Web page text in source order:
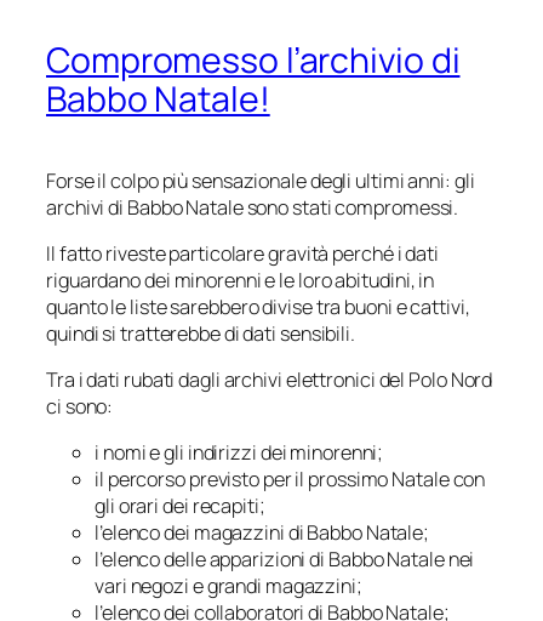
Compromesso l’archivio di
Babbo Natale!
Forse il colpo più sensazionale degli ultimi anni: gli
archivi di Babbo Natale sono stati compromessi.
Il fatto riveste particolare gravità perché i dati
riguardano dei minorenni e le loro abitudini, in
quanto le liste sarebbero divise tra buoni e cattivi,
quindi si tratterebbe di dati sensibili.
Tra i dati rubati dagli archivi elettronici del Polo Nord
ci sono:
i nomi e gli indirizzi dei minorenni;
il percorso previsto per il prossimo Natale con
gli orari dei recapiti;
l’elenco dei magazzini di Babbo Natale;
l’elenco delle apparizioni di Babbo Natale nei
vari negozi e grandi magazzini;
l’elenco dei collaboratori di Babbo Natale;